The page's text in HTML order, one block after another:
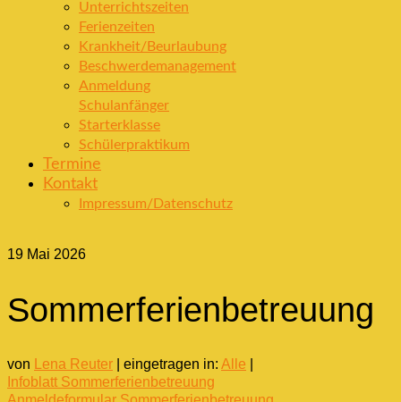
Unterrichtszeiten
Ferienzeiten
Krankheit/Beurlaubung
Beschwerdemanagement
Anmeldung
Schulanfänger
Starterklasse
Schülerpraktikum
Termine
Kontakt
Impressum/Datenschutz
19 Mai 2026
Sommerferienbetreuung
von Lena Reuter eingetragen in: Alle
Infoblatt Sommerferienbetreuung